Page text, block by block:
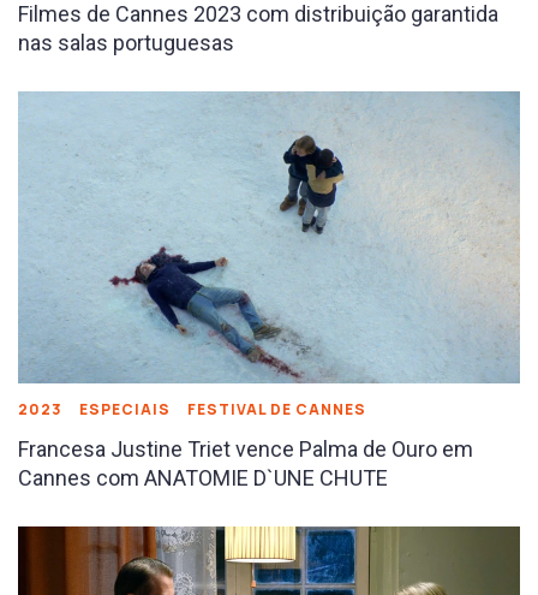
Filmes de Cannes 2023 com distribuição garantida
nas salas portuguesas
2023 ESPECIAIS FESTIVAL DE CANNES
Francesa Justine Triet vence Palma de Ouro em
Cannes com ANATOMIE D`UNE CHUTE